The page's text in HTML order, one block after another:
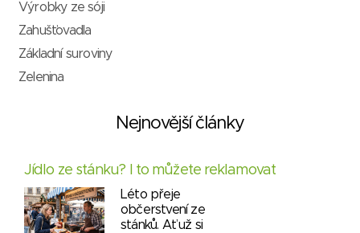
Výrobky ze sóji
Zahušťovadla
Základní suroviny
Zelenina
Nejnovější články
Jídlo ze stánku? I to můžete reklamovat
Léto přeje
občerstvení ze
stánků. Ať už si